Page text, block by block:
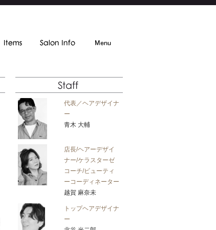
代表／ヘアデザイナ
ー
青木 大輔
店長/ヘアーデザイ
ナー/ケラスターゼ
コーチ/ビューティ
ーコーディネーター
越賀 麻奈未
トップヘアデザイナ
ー